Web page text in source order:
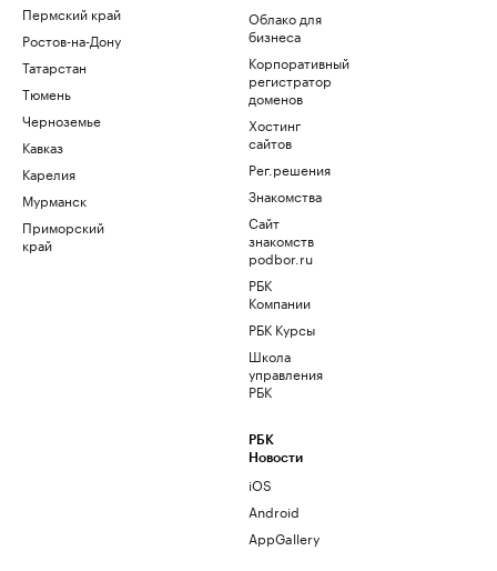
Пермский край
Ростов-на-Дону
Татарстан
Тюмень
Черноземье
Кавказ
Карелия
Мурманск
Приморский
край
Облако для
бизнеса
Корпоративный
регистратор
доменов
Хостинг
сайтов
Рег.решения
Знакомства
Сайт
знакомств
podbor.ru
РБК
Компании
РБК Курсы
Школа
управления
РБК
РБК
Новости
iOS
Android
AppGallery